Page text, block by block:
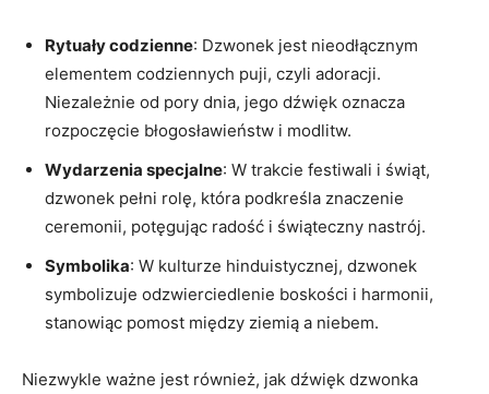
Rytuały codzienne: Dzwonek jest nieodłącznym
elementem codziennych puji, czyli adoracji.
Niezależnie od​ pory dnia, jego dźwięk oznacza
rozpoczęcie błogosławieństw i modlitw.
Wydarzenia specjalne: W trakcie festiwali i świąt,⁢
dzwonek pełni rolę, która podkreśla‍ znaczenie
ceremonii, potęgując radość i świąteczny nastrój.
Symbolika: W kulturze ⁢hinduistycznej, dzwonek
symbolizuje odzwierciedlenie boskości i ⁢harmonii,
stanowiąc pomost między ziemią a niebem.
Niezwykle ważne jest również, jak⁣ dźwięk dzwonka